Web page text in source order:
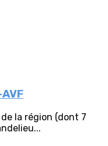
la région (dont 7